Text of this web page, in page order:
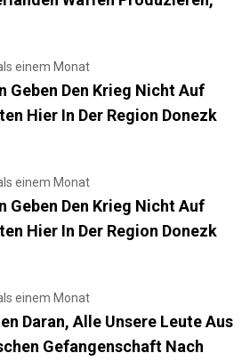
einem Monat
Geben Den Krieg Nicht Auf
Hier In Der Region Donezk
einem Monat
Geben Den Krieg Nicht Auf
Hier In Der Region Donezk
einem Monat
Daran, Alle Unsere Leute Aus
Gefangenschaft Nach